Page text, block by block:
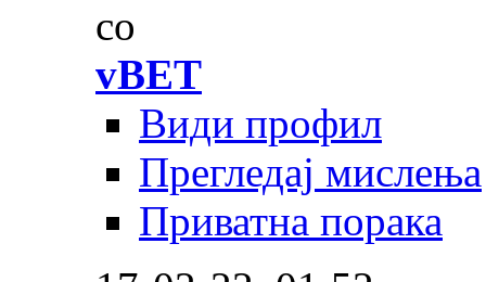
со
vBET
Види профил
Прегледај мислења
Приватна порака